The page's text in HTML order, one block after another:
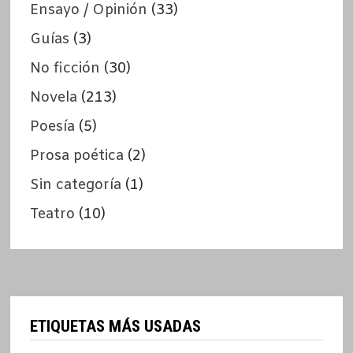
Ensayo / Opinión (33)
Guías (3)
No ficción (30)
Novela (213)
Poesía (5)
Prosa poética (2)
Sin categoría (1)
Teatro (10)
ETIQUETAS MÁS USADAS